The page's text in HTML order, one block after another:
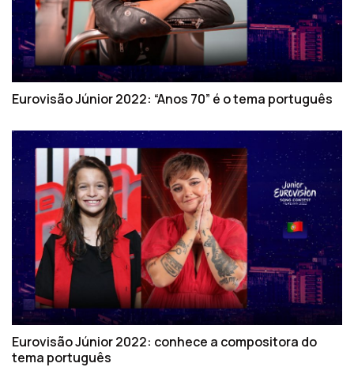
Eurovisão Júnior 2022: “Anos 70” é o tema português
Eurovisão Júnior 2022: conhece a compositora do
tema português